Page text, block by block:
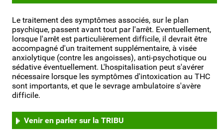
Le traitement des symptômes associés, sur le plan
psychique, passent avant tout par l'arrêt. Eventuellement,
lorsque l'arrêt est particulièrement difficile, il devrait être
accompagné d'un traitement supplémentaire, à visée
anxiolytique (contre les angoisses), anti-psychotique ou
sédative éventuellement. L'hospitalisation peut s'avérer
nécessaire lorsque les symptômes d'intoxication au THC
sont importants, et que le sevrage ambulatoire s'avère
difficile.
Venir en parler sur la TRIBU